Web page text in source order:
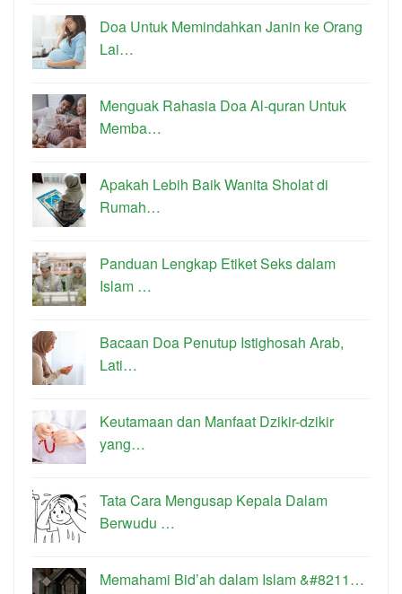
Doa Untuk Memindahkan Janin ke Orang
Lai…
Menguak Rahasia Doa Al-quran Untuk
Memba…
Apakah Lebih Baik Wanita Sholat di
Rumah…
Panduan Lengkap Etiket Seks dalam
Islam …
Bacaan Doa Penutup Istighosah Arab,
Lati…
Keutamaan dan Manfaat Dzikir-dzikir
yang…
Tata Cara Mengusap Kepala Dalam
Berwudu …
Memahami Bid’ah dalam Islam &#8211…